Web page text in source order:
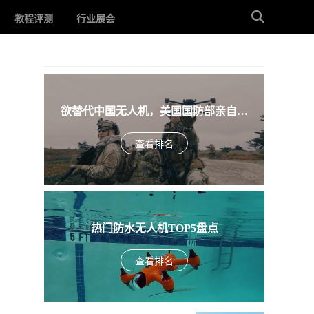
教程评测 行业展会
欲替代中国无人机，美国国防部亲自下
场，盘点入围美军SRR项目的五款无人机
查看排名
热门防水无人机TOP5盘点
查看排名